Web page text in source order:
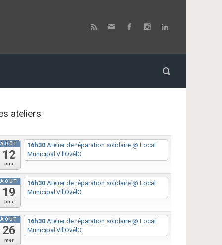
ateliers
AOÛT
12
mer
16h30 Atelier de réparation solidaire @ Local
Municipal VillOvélO
AOÛT
19
mer
16h30 Atelier de réparation solidaire @ Local
Municipal VillOvélO
AOÛT
26
mer
16h30 Atelier de réparation solidaire @ Local
Municipal VillOvélO